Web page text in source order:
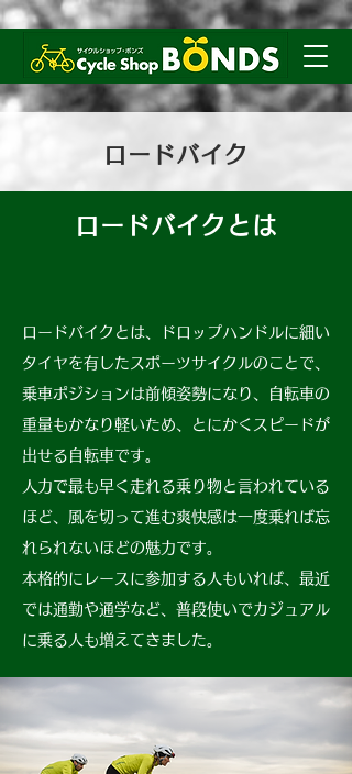
ロードバイク
ロードバイクとは
ロードバイクとは、ドロップハンドルに細い
タイヤを有したスポーツサイクルのことで、
乗車ポジションは前傾姿勢になり、自転車の
重量もかなり軽いため、とにかくスピードが
出せる自転車です。
人力で最も早く走れる乗り物と言われている
ほど、風を切って進む爽快感は一度乗れば忘
れられないほどの魅力です。
本格的にレースに参加する人もいれば、最近
では通勤や通学など、普段使いでカジュアル
に乗る人も増えてきました。